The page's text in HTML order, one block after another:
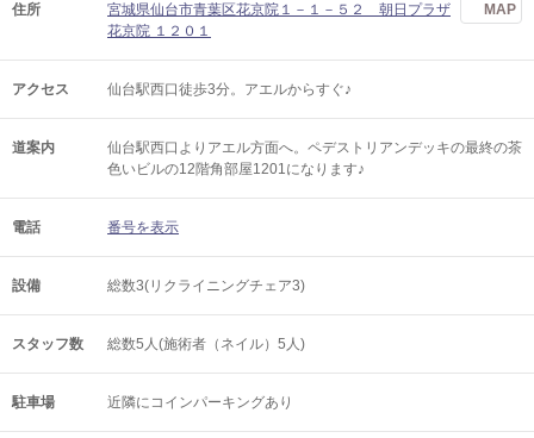
住所
宮城県仙台市青葉区花京院１－１－５２ 朝日プラザ
花京院 １２０１
MAP
アクセス 仙台駅西口徒歩3分。アエルからすぐ♪
道案内
仙台駅西口よりアエル方面へ。ペデストリアンデッキの最終の茶
色いビルの12階角部屋1201になります♪
電話 番号を表示
設備 総数3(リクライニングチェア3)
スタッフ数 総数5人(施術者（ネイル）5人)
駐車場 近隣にコインパーキングあり